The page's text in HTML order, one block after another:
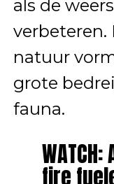
als de
verbeteren.
natuur
grote
fauna.
fire